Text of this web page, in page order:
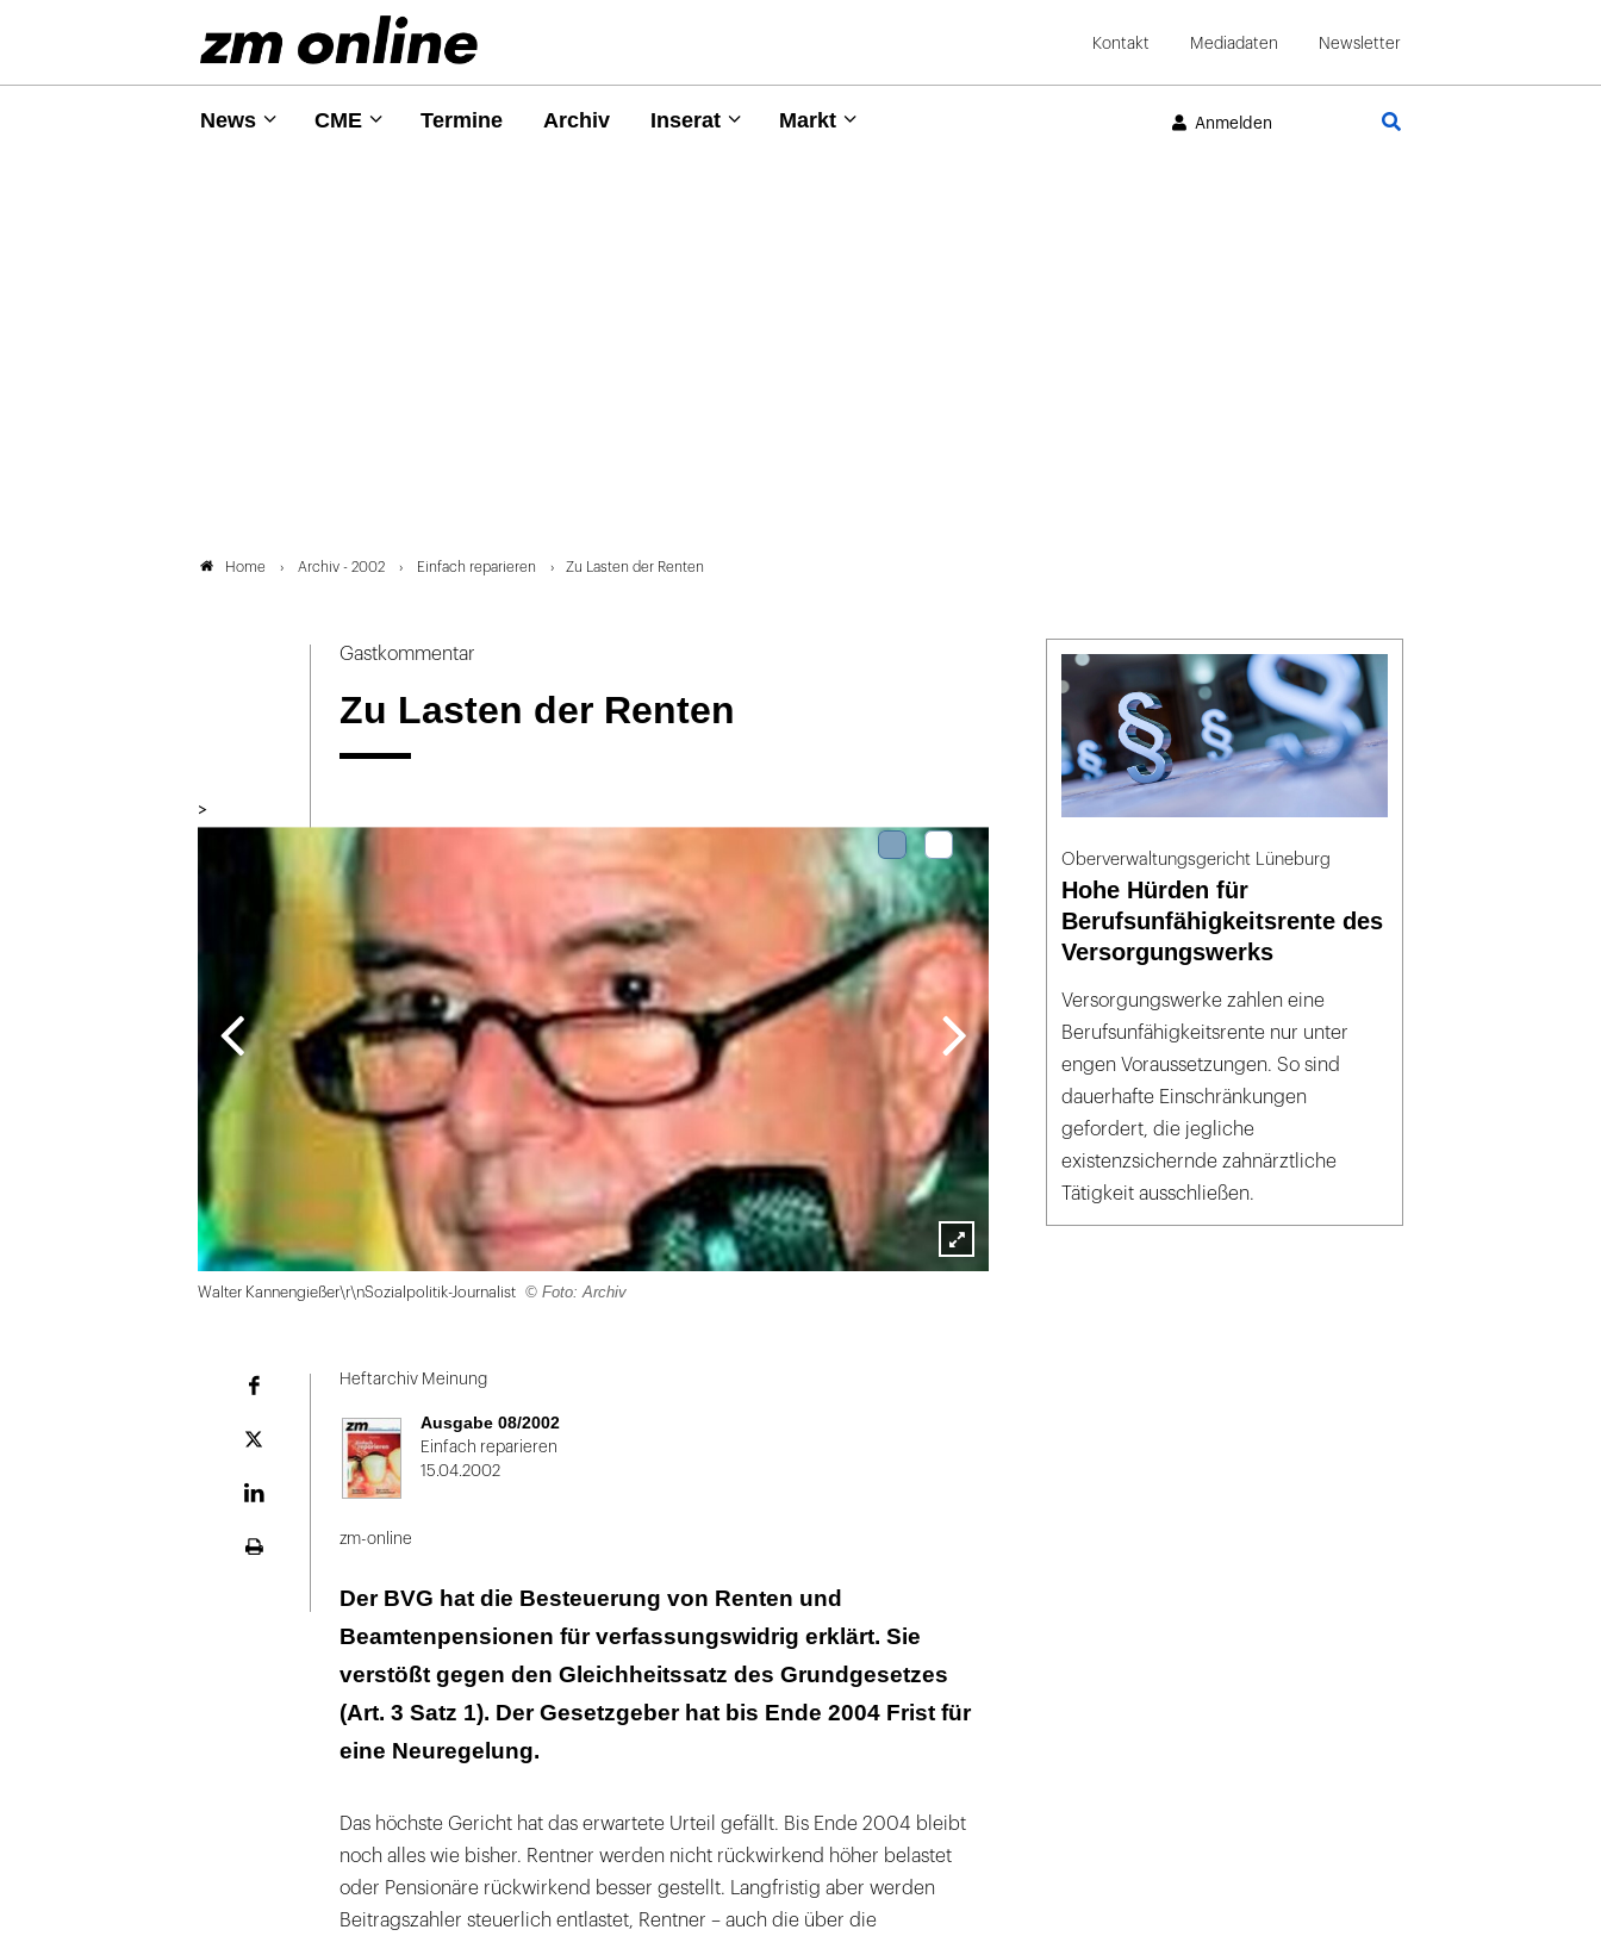
Kontakt Mediadaten Newsletter
News CME Termine Archiv Inserat Markt Anmelden
Home Archiv - 2002 Einfach reparieren Zu Lasten der Renten
Gastkommentar
Zu Lasten der Renten
>
Lightbox
Walter Kannengießer\r\nSozialpolitik-Journalist © Foto: Archiv
Plattform
Heftarchiv Meinung
Ausgabe 08/2002
Einfach reparieren
15.04.2002
zm-online
Der BVG hat die Besteuerung von Renten und
Beamtenpensionen für verfassungswidrig erklärt. Sie
verstößt gegen den Gleichheitssatz des Grundgesetzes
(Art. 3 Satz 1). Der Gesetzgeber hat bis Ende 2004 Frist für
eine Neuregelung.
Das höchste Gericht hat das erwartete Urteil gefällt. Bis Ende 2004 bleibt
noch alles wie bisher. Rentner werden nicht rückwirkend höher belastet
oder Pensionäre rückwirkend besser gestellt. Langfristig aber werden
Beitragszahler steuerlich entlastet, Rentner – auch die über die
Oberverwaltungsgericht Lüneburg
Hohe Hürden für
Berufsunfähigkeitsrente des
Versorgungswerks
Versorgungswerke zahlen eine
Berufsunfähigkeitsrente nur unter
engen Voraussetzungen. So sind
dauerhafte Einschränkungen
gefordert, die jegliche
existenzsichernde zahnärztliche
Tätigkeit ausschließen.